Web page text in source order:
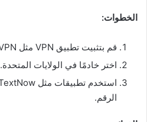
الخطوات:
قم بتثبيت تطبيق VPN مثل ProtonVPN أو ExpressVPN.
اختر خادمًا في الولايات المتحدة.
الرقم.